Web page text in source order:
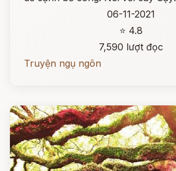
06-11-2021
⭐ 4.8
7,590 lượt đọc
Truyện ngụ ngôn